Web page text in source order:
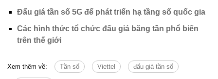
Đấu giá tần số 5G để phát triển hạ tầng số quốc gia
Các hình thức tổ chức đấu giá băng tần phổ biến
trên thế giới
Xem thêm về: Tần số Viettel đấu giá tần số